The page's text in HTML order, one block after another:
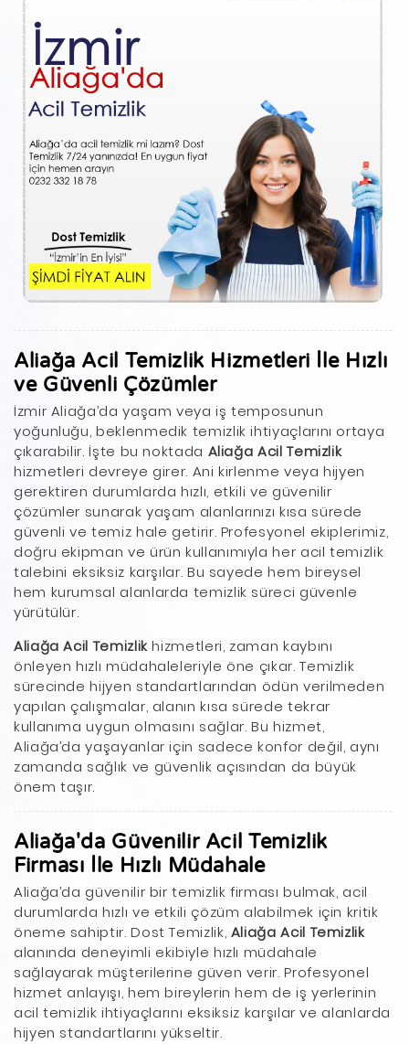
Aliağa Acil Temizlik Hizmetleri İle Hızlı
ve Güvenli Çözümler
İzmir Aliağa’da yaşam veya iş temposunun
yoğunluğu, beklenmedik temizlik ihtiyaçlarını ortaya
çıkarabilir. İşte bu noktada Aliağa Acil Temizlik
hizmetleri devreye girer. Ani kirlenme veya hijyen
gerektiren durumlarda hızlı, etkili ve güvenilir
çözümler sunarak yaşam alanlarınızı kısa sürede
güvenli ve temiz hale getirir. Profesyonel ekiplerimiz,
doğru ekipman ve ürün kullanımıyla her acil temizlik
talebini eksiksiz karşılar. Bu sayede hem bireysel
hem kurumsal alanlarda temizlik süreci güvenle
yürütülür.
Aliağa Acil Temizlikhizmetleri, zaman kaybını
önleyen hızlı müdahaleleriyle öne çıkar. Temizlik
sürecinde hijyen standartlarından ödün verilmeden
yapılan çalışmalar, alanın kısa sürede tekrar
kullanıma uygun olmasını sağlar. Bu hizmet,
Aliağa’da yaşayanlar için sadece konfor değil, aynı
zamanda sağlık ve güvenlik açısından da büyük
önem taşır.
Aliağa'da Güvenilir Acil Temizlik
Firması İle Hızlı Müdahale
Aliağa’da güvenilir bir temizlik firması bulmak, acil
durumlarda hızlı ve etkili çözüm alabilmek için kritik
öneme sahiptir. Dost Temizlik, Aliağa Acil Temizlik
alanında deneyimli ekibiyle hızlı müdahale
sağlayarak müşterilerine güven verir. Profesyonel
hizmet anlayışı, hem bireylerin hem de iş yerlerinin
acil temizlik ihtiyaçlarını eksiksiz karşılar ve alanlarda
hijyen standartlarını yükseltir.